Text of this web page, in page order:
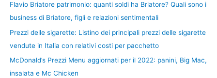
Flavio Briatore patrimonio: quanti soldi ha Briatore? Quali sono i
business di Briatore, figli e relazioni sentimentali
Prezzi delle sigarette: Listino dei principali prezzi delle sigarette
vendute in Italia con relativi costi per pacchetto
McDonald’s Prezzi Menu aggiornati per il 2022: panini, Big Mac,
insalata e Mc Chicken